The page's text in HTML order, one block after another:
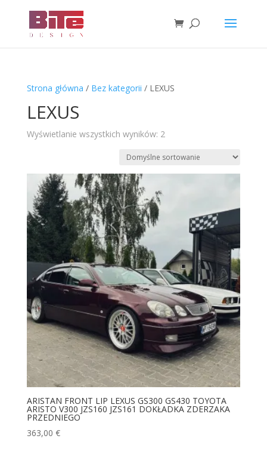
Strona główna / Bez kategorii / LEXUS
LEXUS
Wyświetlanie wszystkich wyników: 2
ARISTAN FRONT LIP LEXUS GS300 GS430 TOYOTA
ARISTO V300 JZS160 JZS161 DOKŁADKA ZDERZAKA
PRZEDNIEGO
363,00 €